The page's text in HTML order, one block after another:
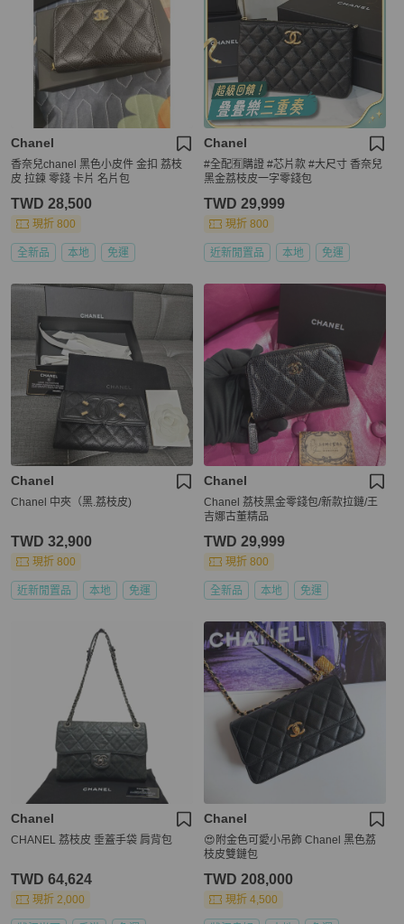
Chanel
香奈兒chanel 黑色小皮件 金扣 荔枝
皮 拉鍊 零錢 卡片 名片包
TWD 28,500
現折 800
全新品 本地 免運
Chanel
#全配🈶購證 #芯片款 #大尺寸 香奈兒
黑金荔枝皮一字零錢包
TWD 29,999
現折 800
近新閒置品 本地 免運
Chanel
Chanel 中夾（黑.荔枝皮)
TWD 32,900
現折 800
近新閒置品 本地 免運
Chanel
Chanel 荔枝黑金零錢包/新款拉鏈/王
吉娜古董精品
TWD 29,999
現折 800
全新品 本地 免運
Chanel
CHANEL 荔枝皮 垂蓋手袋 肩背包
TWD 64,624
現折 2,000
Chanel
😍附金色可愛小吊飾 Chanel 黑色荔
枝皮雙鏈包
TWD 208,000
現折 4,500